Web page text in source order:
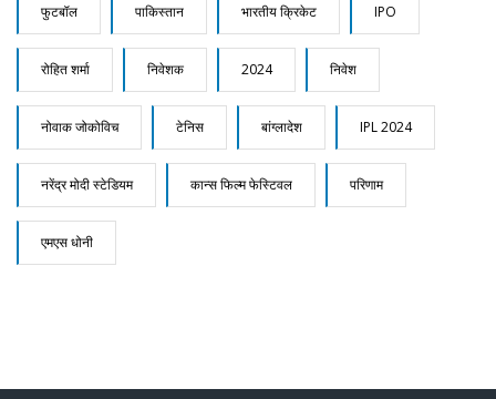
फुटबॉल पाकिस्तान भारतीय क्रिकेट IPO
रोहित शर्मा निवेशक 2024 निवेश
नोवाक जोकोविच टेनिस बांग्लादेश IPL 2024
नरेंद्र मोदी स्टेडियम कान्स फिल्म फेस्टिवल परिणाम
एमएस धोनी